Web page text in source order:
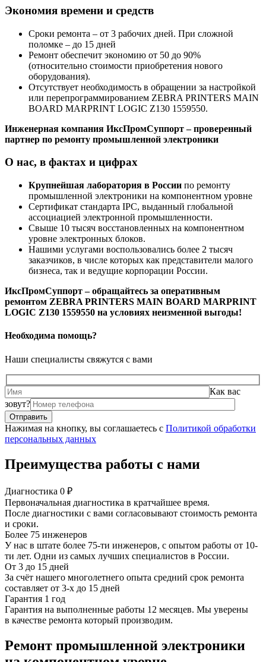
Экономия времени и средств
Сроки ремонта – от 3 рабочих дней. При сложной
поломке – до 15 дней
Ремонт обеспечит экономию от 50 до 90%
(относительно стоимости приобретения нового
оборудования).
Отсутствует необходимость в обращении за настройкой
или перепрограммированием ZEBRA PRINTERS MAIN
BOARD MARPRINT LOGIC Z130 1559550.
Инженерная компания ИксПромСуппорт – проверенный
партнер по ремонту промышленной электроники
О нас, в фактах и цифрах
Крупнейшая лаборатория в России по ремонту
промышленной электроники на компонентном уровне
Сертификат стандарта IPC, выданный глобальной
ассоциацией электронной промышленности.
Свыше 10 тысяч восстановленных на компонентном
уровне электронных блоков.
Нашими услугами воспользовались более 2 тысяч
заказчиков, в числе которых как представители малого
бизнеса, так и ведущие корпорации России.
ИксПромСуппорт – обращайтесь за оперативным
ремонтом ZEBRA PRINTERS MAIN BOARD MARPRINT
LOGIC Z130 1559550 на условиях неизменной выгоды!
Необходима помощь?
Наши специалисты свяжутся с вами
Как вас
зовут?
Нажимая на кнопку, вы соглашаетесь с Политикой обработки
персональных данных
Преимущества работы с нами
Диагностика 0 ₽
Первоначальная диагностика в кратчайшее время.
После диагностики с вами согласовывают стоимость ремонта
и сроки.
Более 75 инженеров
У нас в штате более 75-ти инженеров, с опытом работы от 10-
ти лет. Одни из самых лучших специалистов в России.
От 3 до 15 дней
За счёт нашего многолетнего опыта средний срок ремонта
составляет от 3-х до 15 дней
Гарантия 1 год
Гарантия на выполненные работы 12 месяцев. Мы уверены
в качестве ремонта который производим.
Ремонт промышленной электроники